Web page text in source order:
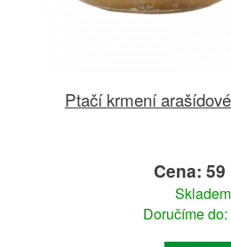
Ptačí krmení
Cena: 59
Skladem
Doručíme do: